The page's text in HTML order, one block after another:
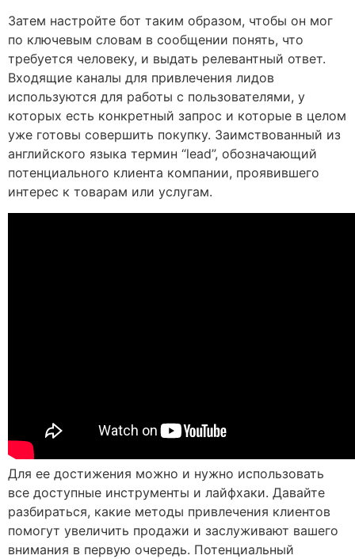
Затем настройте бот таким образом, чтобы он мог
по ключевым словам в сообщении понять, что
требуется человеку, и выдать релевантный ответ.
Входящие каналы для привлечения лидов
используются для работы с пользователями, у
которых есть конкретный запрос и которые в целом
уже готовы совершить покупку. Заимствованный из
английского языка термин “lead”, обозначающий
потенциального клиента компании, проявившего
интерес к товарам или услугам.
Для ее достижения можно и нужно использовать
все доступные инструменты и лайфхаки. Давайте
разбираться, какие методы привлечения клиентов
помогут увеличить продажи и заслуживают вашего
внимания в первую очередь. Потенциальный